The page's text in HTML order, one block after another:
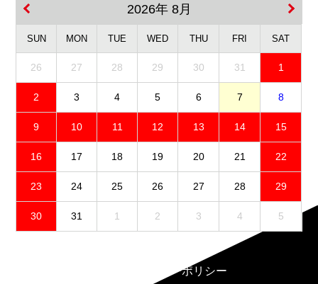
2026年 8月
SUN MON TUE WED THU FRI SAT
26 27 28 29 30 31 1
2 3 4 5 6 7 8
9 10 11 12 13 14 15
16 17 18 19 20 21 22
23 24 25 26 27 28 29
30 31 1 2 3 4 5
プライバシーポリシー